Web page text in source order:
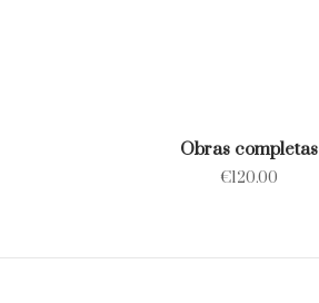
Obras completas
€120.00